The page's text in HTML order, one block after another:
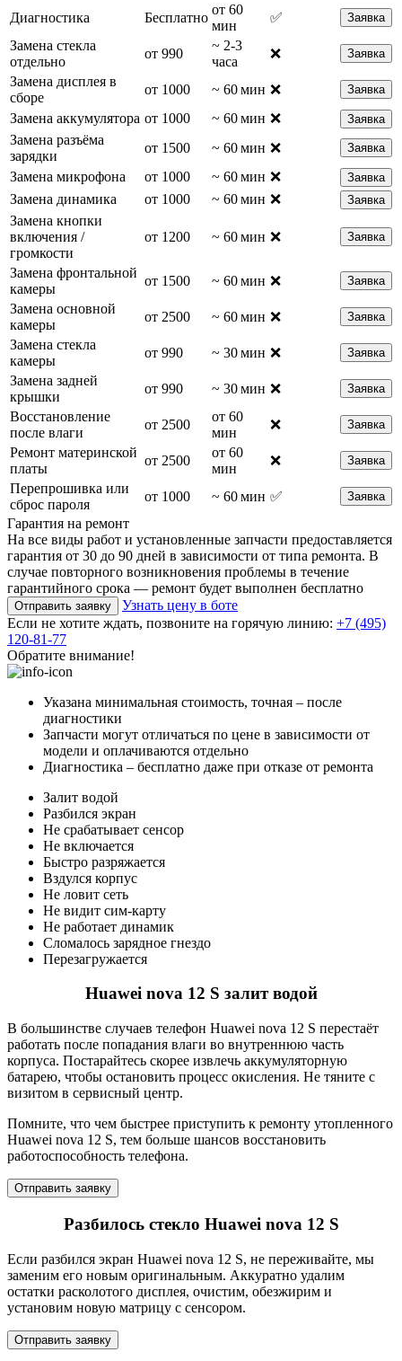
Диагностика
Бесплатно
от 60
мин
✅ Заявка
Замена стекла
отдельно
от 990
~ 2-3
часа
❌ Заявка
Замена дисплея в
сборе
от 1000 ~ 60 мин ❌ Заявка
Замена аккумулятора от 1000 ~ 60 мин ❌ Заявка
Замена разъёма
зарядки
от 1500 ~ 60 мин ❌ Заявка
Замена микрофона от 1000 ~ 60 мин ❌ Заявка
Замена динамика от 1000 ~ 60 мин ❌ Заявка
Замена кнопки
включения /
громкости
от 1200 ~ 60 мин ❌ Заявка
Замена фронтальной
камеры
от 1500 ~ 60 мин ❌ Заявка
Замена основной
камеры
от 2500 ~ 60 мин ❌ Заявка
Замена стекла
камеры
от 990 ~ 30 мин ❌ Заявка
Замена задней
крышки
от 990 ~ 30 мин ❌ Заявка
Восстановление
после влаги
от 2500
от 60
мин
❌ Заявка
Ремонт материнской
платы
от 2500
от 60
мин
❌ Заявка
Перепрошивка или
сброс пароля
от 1000 ~ 60 мин ✅ Заявка
Гарантия на ремонт
На все виды работ и установленные запчасти предоставляется
гарантия от 30 до 90 дней в зависимости от типа ремонта. В
случае повторного возникновения проблемы в течение
гарантийного срока — ремонт будет выполнен бесплатно
Отправить заявку
Узнать цену в боте
Если не хотите ждать, позвоните на горячую линию: +7 (495)
120-81-77
Обратите внимание!
Указана минимальная стоимость, точная – после
диагностики
Запчасти могут отличаться по цене в зависимости от
модели и оплачиваются отдельно
Диагностика – бесплатно даже при отказе от ремонта
Залит водой
Разбился экран
Не срабатывает сенсор
Не включается
Быстро разряжается
Вздулся корпус
Не ловит сеть
Не видит сим-карту
Не работает динамик
Сломалось зарядное гнездо
Перезагружается
Huawei nova 12 S залит водой
В большинстве случаев телефон Huawei nova 12 S перестаёт
работать после попадания влаги во внутреннюю часть
корпуса. Постарайтесь скорее извлечь аккумуляторную
батарею, чтобы остановить процесс окисления. Не тяните с
визитом в сервисный центр.
Помните, что чем быстрее приступить к ремонту утопленного
Huawei nova 12 S, тем больше шансов восстановить
работоспособность телефона.
Отправить заявку
Разбилось стекло Huawei nova 12 S
Если разбился экран Huawei nova 12 S, не переживайте, мы
заменим его новым оригинальным. Аккуратно удалим
остатки расколотого дисплея, очистим, обезжирим и
установим новую матрицу с сенсором.
Отправить заявку